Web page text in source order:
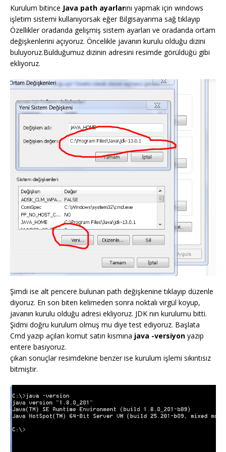
Kurulum bitince Java path ayarlarını yapmak için windows
işletim sistemi kullanıyorsak eğer Bilgisayarıma sağ tıklayıp
Özellikler oradanda gelişmiş sistem ayarları ve oradanda ortam
değişkenlerini açıyoruz. Öncelikle javanın kurulu olduğu dizini
buluyoruz.Bulduğumuz dizinin adresini resimde görüldüğü gibi
ekliyoruz.
Şimdi ise alt pencere bulunan path değişkenine tıklayıp düzenle
diyoruz. En son biten kelimeden sonra noktalı virgül koyup,
javanın kurulu olduğu adresi ekliyoruz. JDK nın kurulumu bitti.
Şidmi doğru kurulum olmuş mu diye test ediyoruz. Başlata
Cmd yazıp açılan komut satırı kısmına java -versiyon yazıp
entere basıyoruz.
çıkan sonuçlar resimdekine benzer ise kurulum işlemi sıkıntısız
bitmiştir.